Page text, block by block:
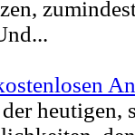
heutigen,